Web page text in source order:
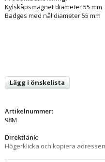
Kylskåpsmagnet diameter 55 mm
Badges med nål diameter 55 mm
Lägg i önskelista
Artikelnummer:
98M
Direktlänk:
Högerklicka och kopiera adressen